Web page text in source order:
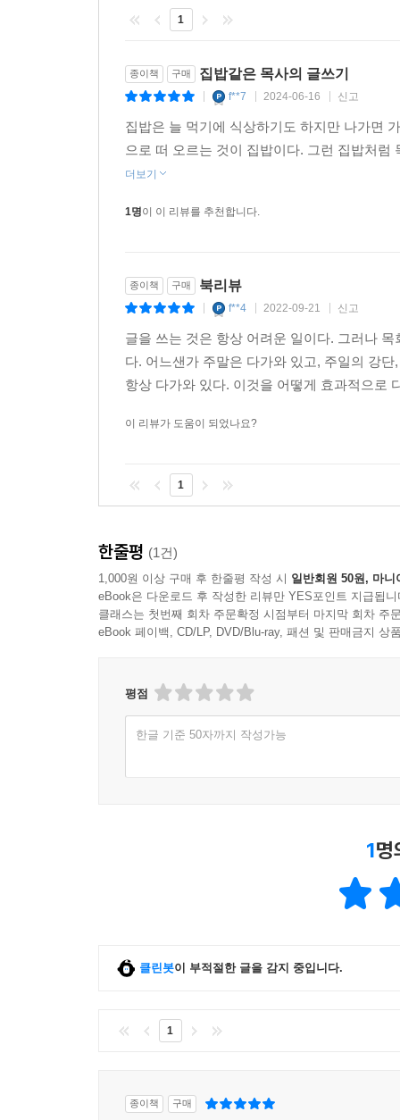
목사가 저널리스트가 될 때 설교가 달라진다. 목
---「4부 목회 글쓰기, 이렇게 지속하라!」중에서
1
종이책 구매 집밥같은 목사의 글쓰기
f**7 2024-06-16 신고
집밥은 늘 먹기에 식상하기도 하지만 나가면
으로 떠 오르는 것이 집밥이다. 그런 집밥처
더보기
1명이 이 리뷰를 추천합니다.
종이책 구매 북리뷰
f**4 2022-09-21 신고
글을 쓰는 것은 항상 어려운 일이다. 그러나
다. 어느샌가 주말은 다가와 있고, 주일의 강
항상 다가와 있다. 이것을 어떻게 효과적으로
이 리뷰가 도움이 되었나요?
1
한줄평 (1건)
1,000원 이상 구매 후 한줄평 작성 시 일반회원 50원, 마니
eBook은 다운로드 후 작성한 리뷰만 YES포인트 지급됩니
클래스는 첫번째 회차 주문확정 시점부터 마지막 회차 주
eBook 페이백, CD/LP, DVD/Blu-ray, 패션 및 판매금지 상
평점
한글 기준 50자까지 작성가능
1명
클린봇이 부적절한 글을 감지 중입니다.
1
종이책 구매